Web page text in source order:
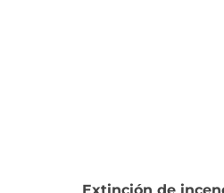
Extinción de